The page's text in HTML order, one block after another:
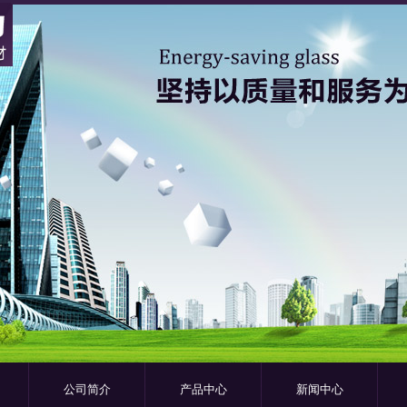
公司简介 产品中心 新闻中心